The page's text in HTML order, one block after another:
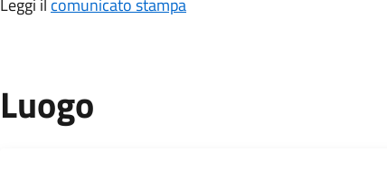
Leggi il comunicato stampa
Luogo